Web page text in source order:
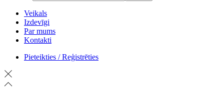
Veikals
Izdevīgi
Par mums
Kontakti
Pieteikties / Reģistrēties